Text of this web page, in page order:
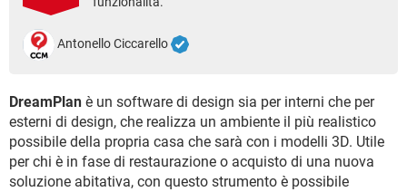
TIKTOK
HARDWARE
Antonello Ciccarello
DreamPlan è un software di design sia per interni che per
esterni di design, che realizza un ambiente il più realistico
possibile della propria casa che sarà con i modelli 3D. Utile
per chi è in fase di restaurazione o acquisto di una nuova
soluzione abitativa, con questo strumento è possibile